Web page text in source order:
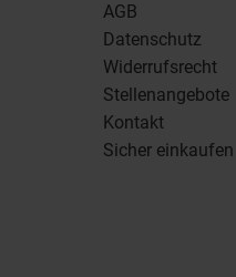
AGB
Datenschutz
Widerrufsrecht
Stellenangebote
Kontakt
Sicher einkaufen